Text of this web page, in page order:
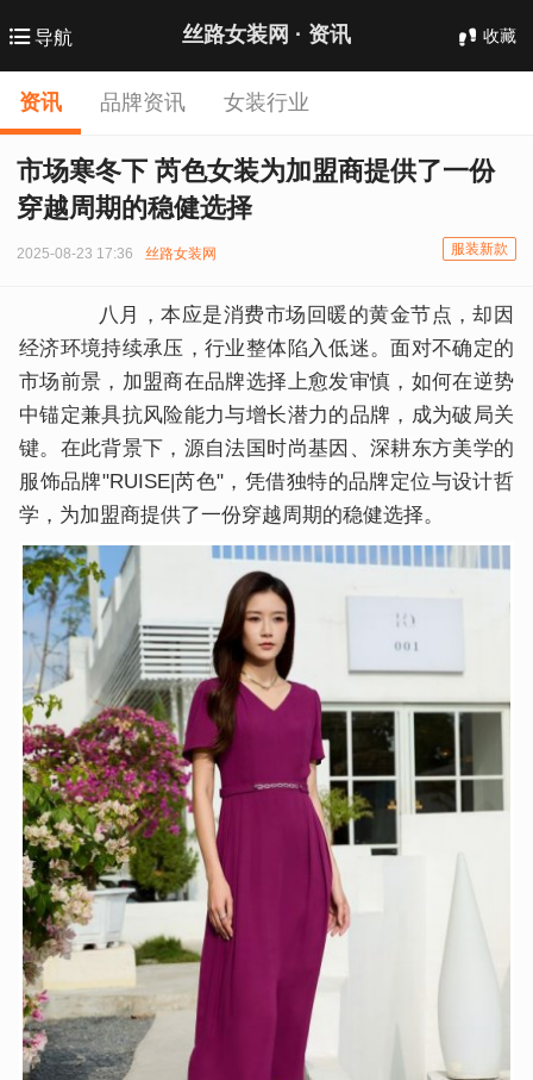
导航 丝路女装网 · 资讯 收藏
资讯 品牌资讯 女装行业
市场寒冬下 芮色女装为加盟商提供了一份
穿越周期的稳健选择
2025-08-23 17:36 丝路女装网 服装新款
八月，本应是消费市场回暖的黄金节点，却因
经济环境持续承压，行业整体陷入低迷。面对不确定的
市场前景，加盟商在品牌选择上愈发审慎，如何在逆势
中锚定兼具抗风险能力与增长潜力的品牌，成为破局关
键。在此背景下，源自法国时尚基因、深耕东方美学的
服饰品牌"RUISE|芮色"，凭借独特的品牌定位与设计哲
学，为加盟商提供了一份穿越周期的稳健选择。